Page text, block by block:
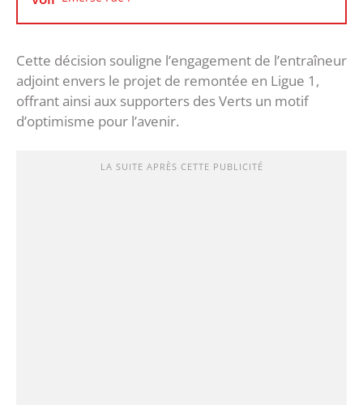
Cette décision souligne l’engagement de l’entraîneur
adjoint envers le projet de remontée en Ligue 1,
offrant ainsi aux supporters des Verts un motif
d’optimisme pour l’avenir.
LA SUITE APRÈS CETTE PUBLICITÉ